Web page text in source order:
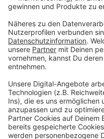
Nach den kalten Tagen:
Leverkusen
Bürgerantrag fordert
reagiert
Kita Stralsunder Straße
Anzeige